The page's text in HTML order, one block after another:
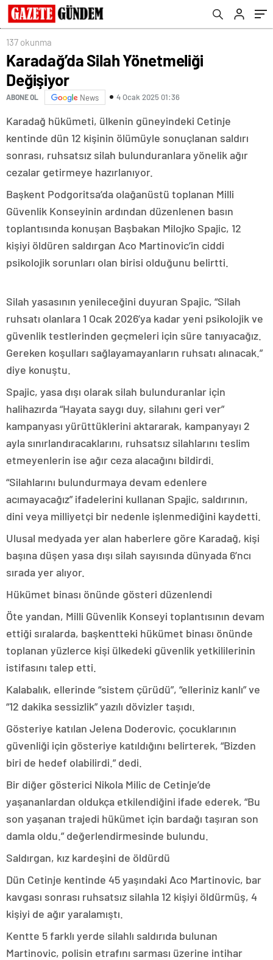
137 okunma
Karadağ’da Silah Yönetmeliği
Değişiyor
ABONE OL News 4 Ocak 2025 01:36
Karadağ hükümeti, ülkenin güneyindeki Cetinje
kentinde dün 12 kişinin ölümüyle sonuçlanan saldırı
sonrası, ruhsatsız silah bulunduranlara yönelik ağır
cezalar getirmeye hazırlanıyor.
Başkent Podgoritsa’da olağanüstü toplanan Milli
Güvenlik Konseyinin ardından düzenlenen basın
toplantısında konuşan Başbakan Milojko Spajic, 12
kişiyi öldüren saldırgan Aco Martinovic’in ciddi
psikolojik sorunları olan birisi olduğunu belirtti.
Silah yasasının yenileceğini duyuran Spajic, “Silah
ruhsatı olanlara 1 Ocak 2026’ya kadar yeni psikolojik ve
güvenlik testlerinden geçmeleri için süre tanıyacağız.
Gereken koşulları sağlayamayanların ruhsatı alınacak.”
diye konuştu.
Spajic, yasa dışı olarak silah bulunduranlar için
halihazırda “Hayata saygı duy, silahını geri ver”
kampanyası yürüttüklerini aktararak, kampanyayı 2
ayla sınırlandıracaklarını, ruhsatsız silahlarını teslim
etmeyenlerin ise ağır ceza alacağını bildirdi.
“Silahlarını bulundurmaya devam edenlere
acımayacağız” ifadelerini kullanan Spajic, saldırının,
dini veya milliyetçi bir nedenle işlenmediğini kaydetti.
Ulusal medyada yer alan haberlere göre Karadağ, kişi
başına düşen yasa dışı silah sayısında dünyada 6’ncı
sırada yer alıyor.
Hükümet binası önünde gösteri düzenlendi
Öte yandan, Milli Güvenlik Konseyi toplantısının devam
ettiği sıralarda, başkentteki hükümet binası önünde
toplanan yüzlerce kişi ülkedeki güvenlik yetkililerinin
istifasını talep etti.
Kalabalık, ellerinde “sistem çürüdü”, “elleriniz kanlı” ve
“12 dakika sessizlik” yazılı dövizler taşıdı.
Gösteriye katılan Jelena Doderovic, çocuklarının
güvenliği için gösteriye katıldığını belirterek, “Bizden
biri de hedef olabilirdi.” dedi.
Bir diğer gösterici Nikola Milic de Cetinje’de
yaşananlardan oldukça etkilendiğini ifade ederek, “Bu
son yaşanan trajedi hükümet için bardağı taşıran son
damla oldu.” değerlendirmesinde bulundu.
Saldırgan, kız kardeşini de öldürdü
Dün Cetinje kentinde 45 yaşındaki Aco Martinovic, bar
kavgası sonrası ruhsatsız silahla 12 kişiyi öldürmüş, 4
kişiyi de ağır yaralamıştı.
Kentte 5 farklı yerde silahlı saldırıda bulunan
Martinovic, polisin etrafını sarması üzerine intihar